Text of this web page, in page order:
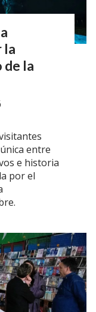
la
la
entre
e historia
por el